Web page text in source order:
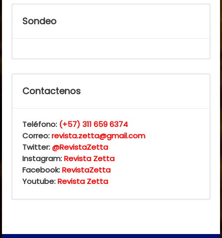
Sondeo
Contactenos
Teléfono: (+57) 311 659 6374
Correo:revista.zetta@gmail.com
Twitter:@RevistaZetta
Instagram:Revista Zetta
Facebook:RevistaZetta
Youtube:Revista Zetta